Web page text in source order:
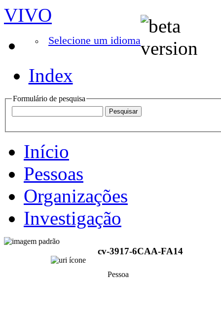
VIVO
Selecione um idioma
Index
Formulário de pesquisa
Início
Pessoas
Organizações
Investigação
cv-3917-6CAA-FA14
Pessoa